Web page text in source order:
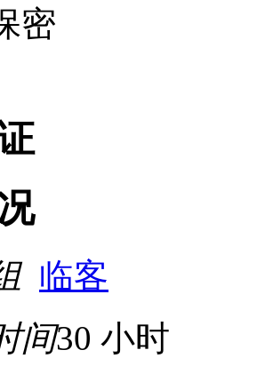
密
临客
间30 小时